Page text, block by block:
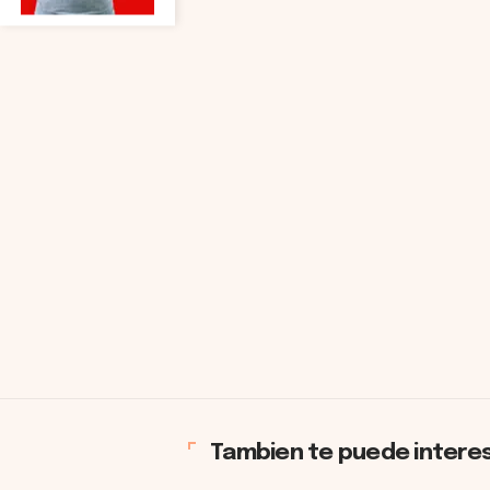
Tambien te puede